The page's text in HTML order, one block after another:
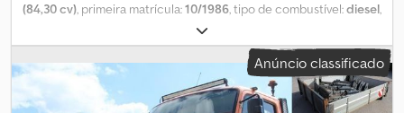
(84,30 cv), primeira matrícula:10/1986, tipo de combustível:diesel,
vermelho
mecânico, número de lugares:2, largura total:2 000 mm, altura
total:
2 850 mm, Ano de fabrico:1986, Equipamento: grua, Unimog
406/U900 4x4 Motor: 6 cilindros, 84 cv, a diesel Dedpfetrb Imjx Af
Rsck Primeiro registo Caixa de velocidades mecânica de 4
Anúncio classificado